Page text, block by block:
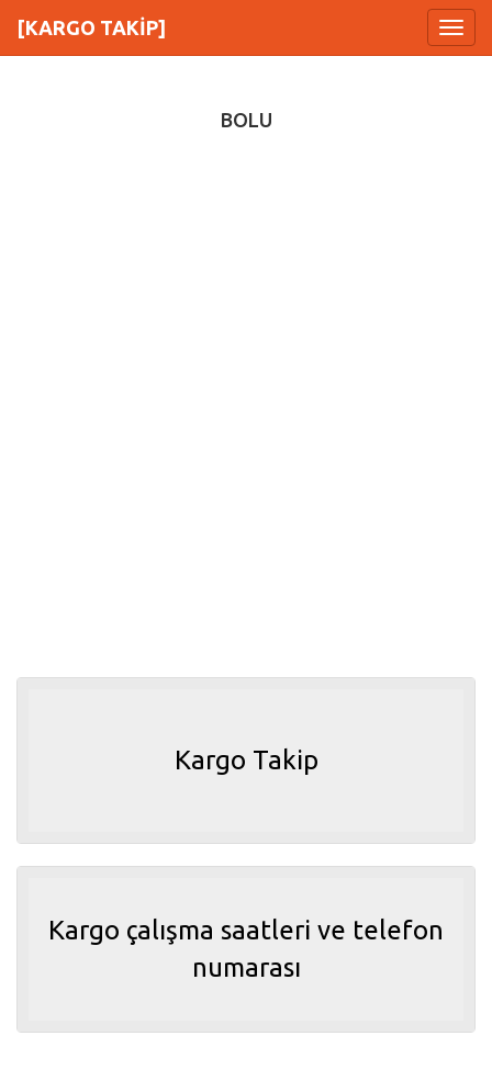
Menu
[KARGO TAKİP]
BOLU
Kargo Takip
Kargo çalışma saatleri ve telefon
numarası